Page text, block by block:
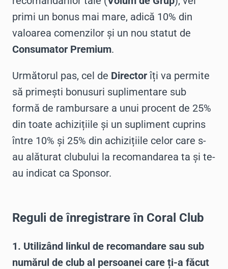
primi un bonus mai mare, adică 10% din
valoarea comenzilor și un nou statut de
Consumator Premium.
Următorul pas, cel de Director îți va permite
să primești bonusuri suplimentare sub
formă de rambursare a unui procent de 25%
din toate achizițiile și un supliment cuprins
între 10% și 25% din achizițiile celor care s-
au alăturat clubului la recomandarea ta și te-
au indicat ca Sponsor.
Reguli de înregistrare în Coral Club
1. Utilizând linkul de recomandare sau sub
numărul de club al persoanei care ți-a făcut